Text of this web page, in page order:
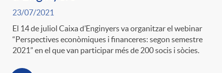
a
t
r
n
g
23/07/2021
El 14 de juliol Caixa d’Enginyers va organitzar el webinar
“Perspectives econòmiques i financeres: segon semestre
2021” en el que van participar més de 200 socis i sòcies.